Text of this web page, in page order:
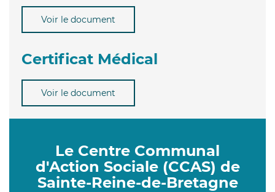
Voir le document
Certificat Médical
Voir le document
Le Centre Communal
d'Action Sociale (CCAS) de
Sainte-Reine-de-Bretagne